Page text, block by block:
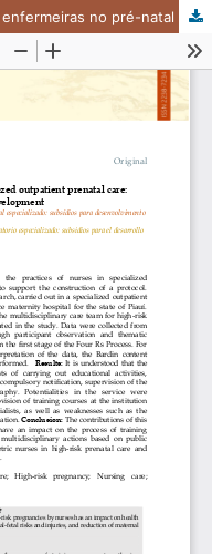
“Reconhecimento” das práticas de enfermeiras no pré-natal ambulatorial especializado: subsídios para desenvolvimento de protocolo